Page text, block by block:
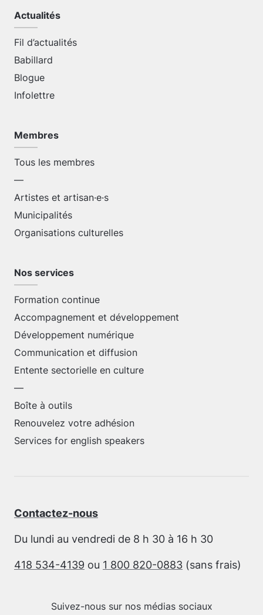
Actualités
Fil d’actualités
Babillard
Blogue
Infolettre
Membres
Tous les membres
—
Artistes et artisan·e·s
Municipalités
Organisations culturelles
Nos services
Formation continue
Accompagnement et développement
Développement numérique
Communication et diffusion
Entente sectorielle en culture
—
Boîte à outils
Renouvelez votre adhésion
Services for english speakers
Contactez-nous
Du lundi au vendredi de 8 h 30 à 16 h 30
418 534-4139 ou 1 800 820-0883 (sans frais)
Suivez-nous sur nos médias sociaux